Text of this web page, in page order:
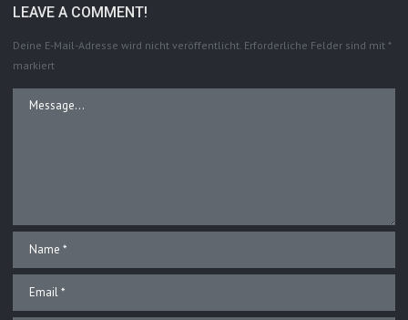
LEAVE A COMMENT!
Deine E-Mail-Adresse wird nicht veröffentlicht. Erforderliche Felder sind mit *
markiert